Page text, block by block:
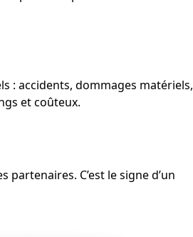
: accidents, dommages matériels,
et coûteux.
C’est le signe d’un